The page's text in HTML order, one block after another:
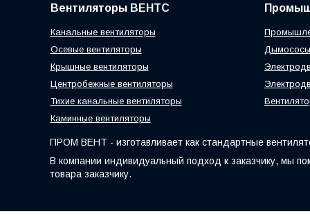
Вентиляторы ВЕНТС
Канальные вентиляторы
Осевые вентиляторы
Крышные вентиляторы
Центробежные вентиляторы
Тихие канальные вентиляторы
Каминные вентиляторы
Дымососы
ПРОМ ВЕНТ - изготавливает как стандартные
В компании индивидуальный подход к заказчику, мы
товара заказчику.